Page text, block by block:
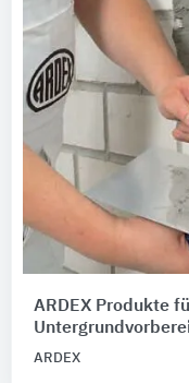
ARDEX Produkte
ARDEX